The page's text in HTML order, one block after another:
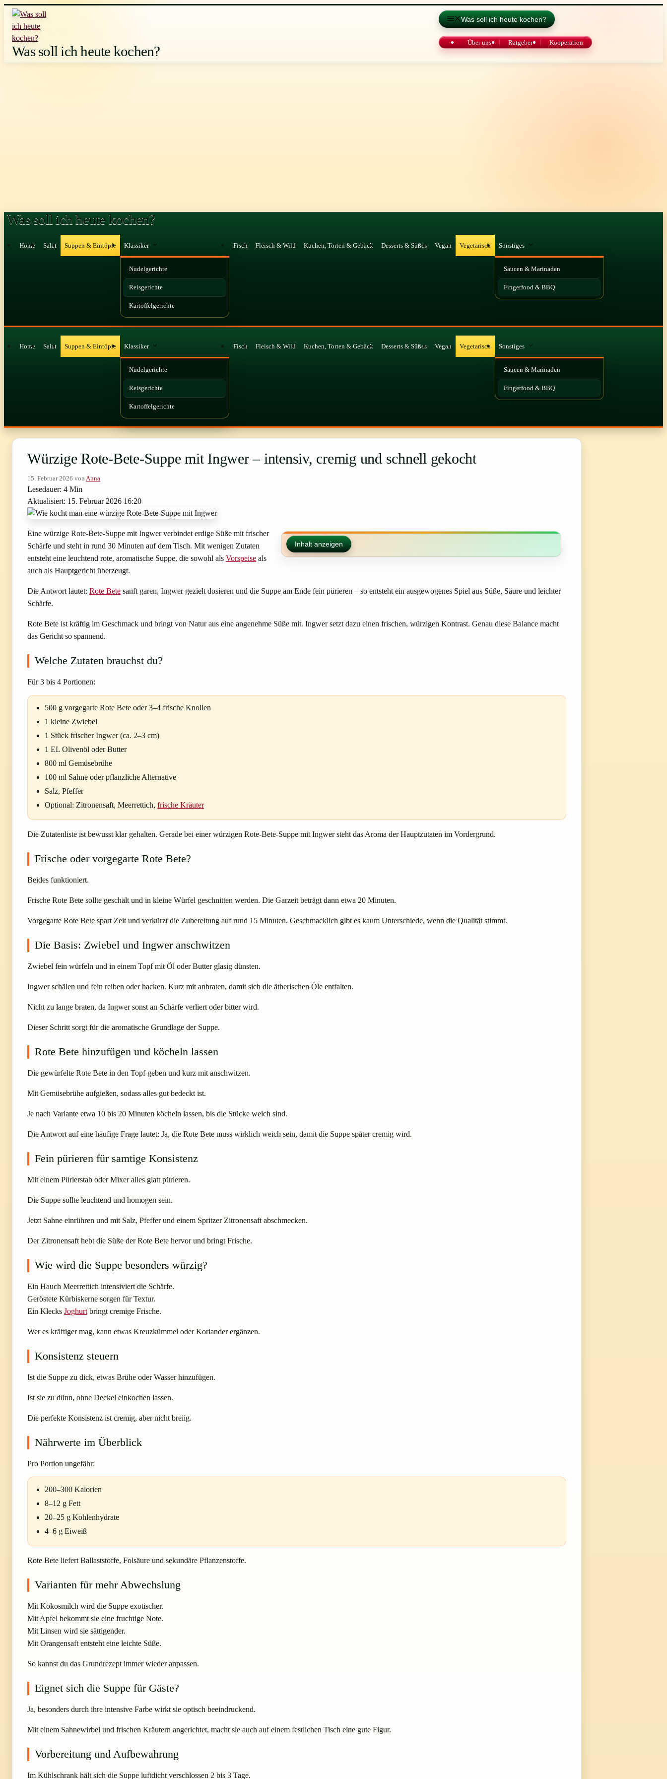
Zum
Was soll ich heute kochen?
Was soll ich heute kochen?
Über uns Ratgeber Kooperation
Was soll ich heute kochen?
Home Salat Suppen & Eintöpfe Klassiker
Nudelgerichte
Reisgerichte
Kartoffelgerichte
Fisch Fleisch & Wild Kuchen, Torten & Gebäck Desserts & Süßes Vegan Vegetarisch Sonstiges
Saucen & Marinaden
Fingerfood & BBQ
Home Salat Suppen & Eintöpfe Klassiker
Nudelgerichte
Reisgerichte
Kartoffelgerichte
Fisch Fleisch & Wild Kuchen, Torten & Gebäck Desserts & Süßes Vegan Vegetarisch Sonstiges
Saucen & Marinaden
Fingerfood & BBQ
Würzige Rote-Bete-Suppe mit Ingwer – intensiv, cremig und schnell gekocht
15. Februar 2026 von Anna
Lesedauer: 4 Min
Aktualisiert: 15. Februar 2026 16:20
Inhalt anzeigen
Eine würzige Rote-Bete-Suppe mit Ingwer verbindet erdige Süße mit frischer
Schärfe und steht in rund 30 Minuten auf dem Tisch. Mit wenigen Zutaten
entsteht eine leuchtend rote, aromatische Suppe, die sowohl als Vorspeise als
auch als Hauptgericht überzeugt.
Die Antwort lautet: Rote Bete sanft garen, Ingwer gezielt dosieren und die Suppe am Ende fein pürieren – so entsteht ein ausgewogenes Spiel aus Süße, Säure und leichter
Schärfe.
Rote Bete ist kräftig im Geschmack und bringt von Natur aus eine angenehme Süße mit. Ingwer setzt dazu einen frischen, würzigen Kontrast. Genau diese Balance macht
das Gericht so spannend.
Welche Zutaten brauchst du?
Für 3 bis 4 Portionen:
500 g vorgegarte Rote Bete oder 3–4 frische Knollen
1 kleine Zwiebel
1 Stück frischer Ingwer (ca. 2–3 cm)
1 EL Olivenöl oder Butter
800 ml Gemüsebrühe
100 ml Sahne oder pflanzliche Alternative
Salz, Pfeffer
Optional: Zitronensaft, Meerrettich, frische Kräuter
Die Zutatenliste ist bewusst klar gehalten. Gerade bei einer würzigen Rote-Bete-Suppe mit Ingwer steht das Aroma der Hauptzutaten im Vordergrund.
Frische oder vorgegarte Rote Bete?
Beides funktioniert.
Frische Rote Bete sollte geschält und in kleine Würfel geschnitten werden. Die Garzeit beträgt dann etwa 20 Minuten.
Vorgegarte Rote Bete spart Zeit und verkürzt die Zubereitung auf rund 15 Minuten. Geschmacklich gibt es kaum Unterschiede, wenn die Qualität stimmt.
Die Basis: Zwiebel und Ingwer anschwitzen
Zwiebel fein würfeln und in einem Topf mit Öl oder Butter glasig dünsten.
Ingwer schälen und fein reiben oder hacken. Kurz mit anbraten, damit sich die ätherischen Öle entfalten.
Nicht zu lange braten, da Ingwer sonst an Schärfe verliert oder bitter wird.
Dieser Schritt sorgt für die aromatische Grundlage der Suppe.
Rote Bete hinzufügen und köcheln lassen
Die gewürfelte Rote Bete in den Topf geben und kurz mit anschwitzen.
Mit Gemüsebrühe aufgießen, sodass alles gut bedeckt ist.
Je nach Variante etwa 10 bis 20 Minuten köcheln lassen, bis die Stücke weich sind.
Die Antwort auf eine häufige Frage lautet: Ja, die Rote Bete muss wirklich weich sein, damit die Suppe später cremig wird.
Fein pürieren für samtige Konsistenz
Mit einem Pürierstab oder Mixer alles glatt pürieren.
Die Suppe sollte leuchtend und homogen sein.
Jetzt Sahne einrühren und mit Salz, Pfeffer und einem Spritzer Zitronensaft abschmecken.
Der Zitronensaft hebt die Süße der Rote Bete hervor und bringt Frische.
Wie wird die Suppe besonders würzig?
Ein Hauch Meerrettich intensiviert die Schärfe.
Geröstete Kürbiskerne sorgen für Textur.
Ein Klecks Joghurt bringt cremige Frische.
Wer es kräftiger mag, kann etwas Kreuzkümmel oder Koriander ergänzen.
Konsistenz steuern
Ist die Suppe zu dick, etwas Brühe oder Wasser hinzufügen.
Ist sie zu dünn, ohne Deckel einkochen lassen.
Die perfekte Konsistenz ist cremig, aber nicht breiig.
Nährwerte im Überblick
Pro Portion ungefähr:
200–300 Kalorien
8–12 g Fett
20–25 g Kohlenhydrate
4–6 g Eiweiß
Rote Bete liefert Ballaststoffe, Folsäure und sekundäre Pflanzenstoffe.
Varianten für mehr Abwechslung
Mit Kokosmilch wird die Suppe exotischer.
Mit Apfel bekommt sie eine fruchtige Note.
Mit Linsen wird sie sättigender.
Mit Orangensaft entsteht eine leichte Süße.
So kannst du das Grundrezept immer wieder anpassen.
Eignet sich die Suppe für Gäste?
Ja, besonders durch ihre intensive Farbe wirkt sie optisch beeindruckend.
Mit einem Sahnewirbel und frischen Kräutern angerichtet, macht sie auch auf einem festlichen Tisch eine gute Figur.
Vorbereitung und Aufbewahrung
Im Kühlschrank hält sich die Suppe luftdicht verschlossen 2 bis 3 Tage.